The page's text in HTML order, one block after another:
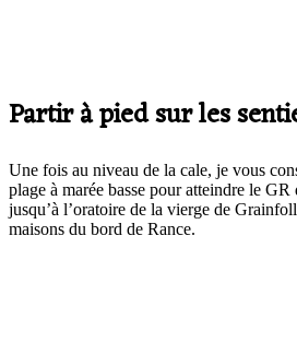
Partir à pied sur les
Une fois au niveau de la cale, je vous
plage à marée basse pour atteindre le
jusqu’à l’oratoire de la vierge de
maisons du bord de Rance.